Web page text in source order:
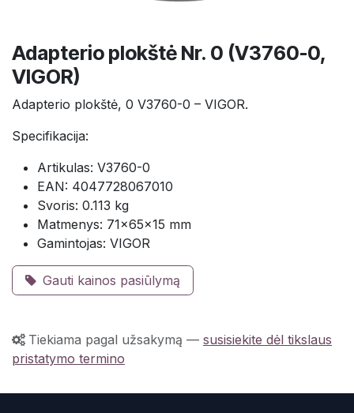
Adapterio plokštė Nr. 0 (V3760-0,
VIGOR)
Adapterio plokštė, 0 V3760-0 – VIGOR.
Specifikacija:
Artikulas: V3760-0
EAN: 4047728067010
Svoris: 0.113 kg
Matmenys: 71×65×15 mm
Gamintojas: VIGOR
Gauti kainos pasiūlymą
Tiekiama pagal užsakymą — susisiekite dėl tikslaus
pristatymo termino